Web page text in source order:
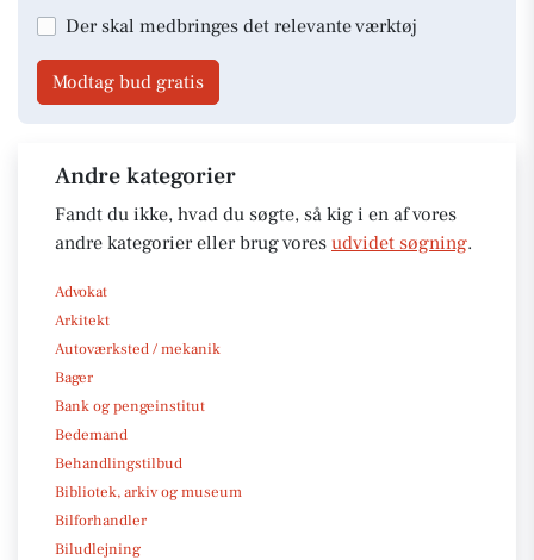
Der skal medbringes det relevante værktøj
Modtag bud gratis
Andre kategorier
Fandt du ikke, hvad du søgte, så kig i en af vores
andre kategorier eller brug vores udvidet søgning.
Advokat
Arkitekt
Autoværksted / mekanik
Bager
Bank og pengeinstitut
Bedemand
Behandlingstilbud
Bibliotek, arkiv og museum
Bilforhandler
Biludlejning